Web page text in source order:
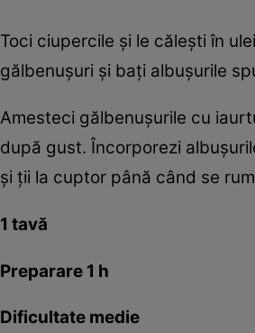
Toci ciupercile şi le căleşti în
gălbenuşuri şi baţi albuşurile
Amesteci gălbenuşurile cu
după gust. Încorporezi
şi ţii la cuptor până când se
1 tavă
Preparare 1 h
Dificultate medie